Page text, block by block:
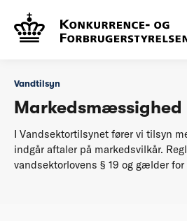
Tilsyn
Vandtilsyn
Markedsmæssighed
I Vandsektortilsynet fører vi tilsyn
indgår aftaler på markedsvilkår.
vandsektorlovens § 19 og gælder